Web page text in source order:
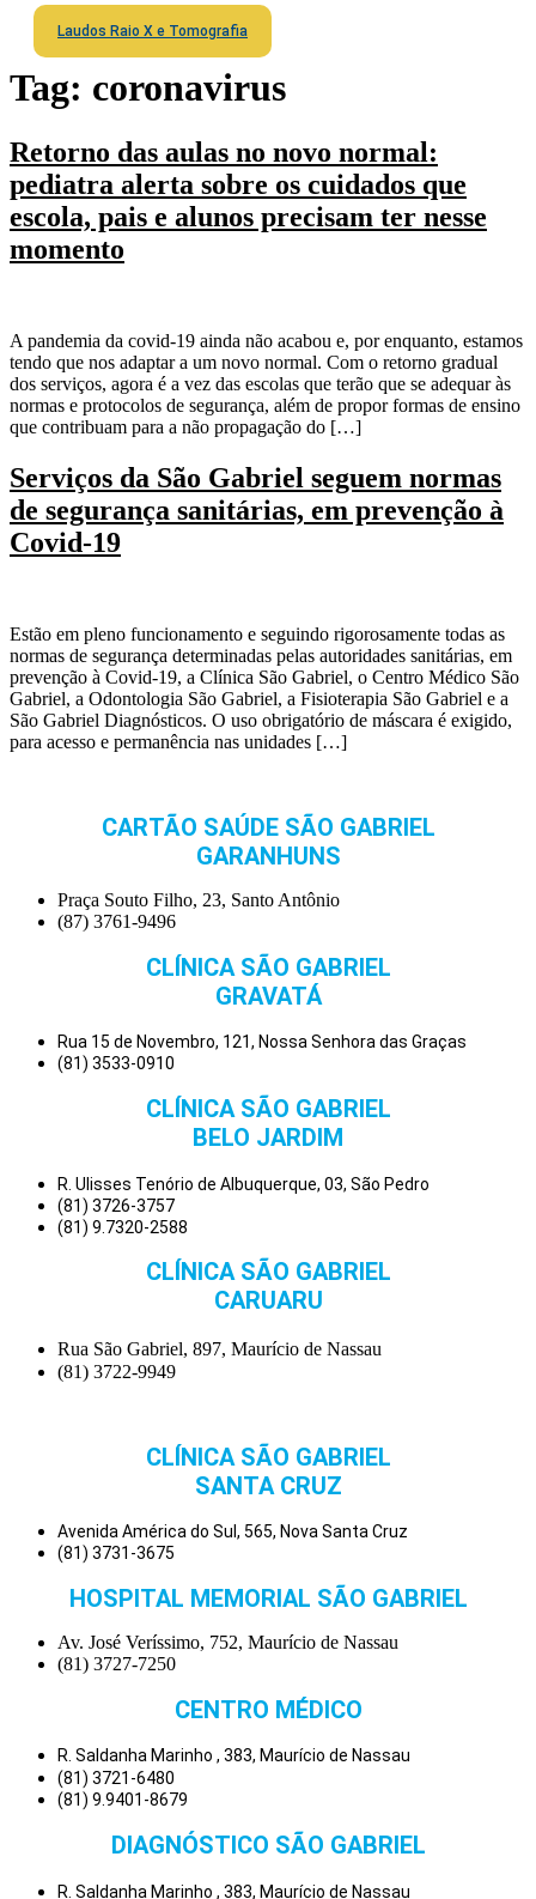
Laudos Raio X e Tomografia
Tag: coronavirus
Retorno das aulas no novo normal:
pediatra alerta sobre os cuidados que
escola, pais e alunos precisam ter nesse
momento
A pandemia da covid-19 ainda não acabou e, por enquanto, estamos
tendo que nos adaptar a um novo normal. Com o retorno gradual
dos serviços, agora é a vez das escolas que terão que se adequar às
normas e protocolos de segurança, além de propor formas de ensino
que contribuam para a não propagação do […]
Serviços da São Gabriel seguem normas
de segurança sanitárias, em prevenção à
Covid-19
Estão em pleno funcionamento e seguindo rigorosamente todas as
normas de segurança determinadas pelas autoridades sanitárias, em
prevenção à Covid-19, a Clínica São Gabriel, o Centro Médico São
Gabriel, a Odontologia São Gabriel, a Fisioterapia São Gabriel e a
São Gabriel Diagnósticos. O uso obrigatório de máscara é exigido,
para acesso e permanência nas unidades […]
CARTÃO SAÚDE SÃO GABRIEL
GARANHUNS
Praça Souto Filho, 23, Santo Antônio
(87) 3761-9496
CLÍNICA SÃO GABRIEL
GRAVATÁ
Rua 15 de Novembro, 121, Nossa Senhora das Graças
(81) 3533-0910
CLÍNICA SÃO GABRIEL
BELO JARDIM
R. Ulisses Tenório de Albuquerque, 03, São Pedro
(81) 3726-3757
(81) 9.7320-2588
CLÍNICA SÃO GABRIEL
CARUARU
Rua São Gabriel, 897, Maurício de Nassau
(81) 3722-9949
CLÍNICA SÃO GABRIEL
SANTA CRUZ
Avenida América do Sul, 565, Nova Santa Cruz
(81) 3731-3675
HOSPITAL MEMORIAL SÃO GABRIEL
Av. José Veríssimo, 752, Maurício de Nassau
(81) 3727-7250
CENTRO MÉDICO
R. Saldanha Marinho , 383, Maurício de Nassau
(81) 3721-6480
(81) 9.9401-8679
DIAGNÓSTICO SÃO GABRIEL
R. Saldanha Marinho , 383, Maurício de Nassau